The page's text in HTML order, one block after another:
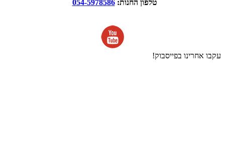
טלפון החנות:054-5978586
עקבו אחרינו בפייסבוק!